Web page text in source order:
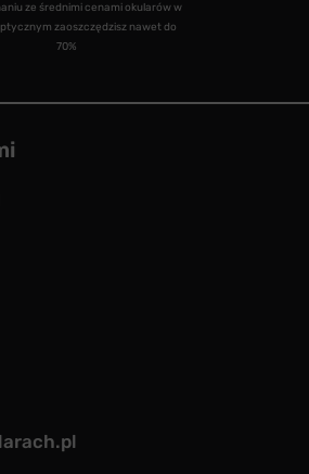
ze średnimi cenami okularów w
zaoszczędzisz nawet do
70%